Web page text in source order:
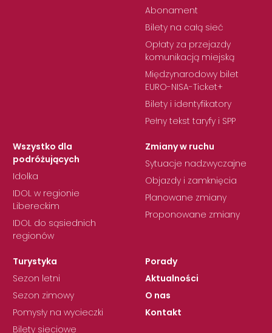
Abonament
Bilety na całą sieć
Opłaty za przejazdy
komunikacją miejską
Międzynarodowy bilet
EURO-NISA-Ticket+
Bilety i identyfikatory
Pełny tekst taryfy i SPP
Wszystko dla
podróżujących
Idolka
IDOL w regionie
Libereckim
IDOL do sąsiednich
regionów
Zmiany w ruchu
Sytuacje nadzwyczajne
Objazdy i zamknięcia
Planowane zmiany
Proponowane zmiany
Turystyka
Sezon letni
Sezon zimowy
Pomysły na wycieczki
Bilety sieciowe
Porady
Aktualności
O nas
Kontakt